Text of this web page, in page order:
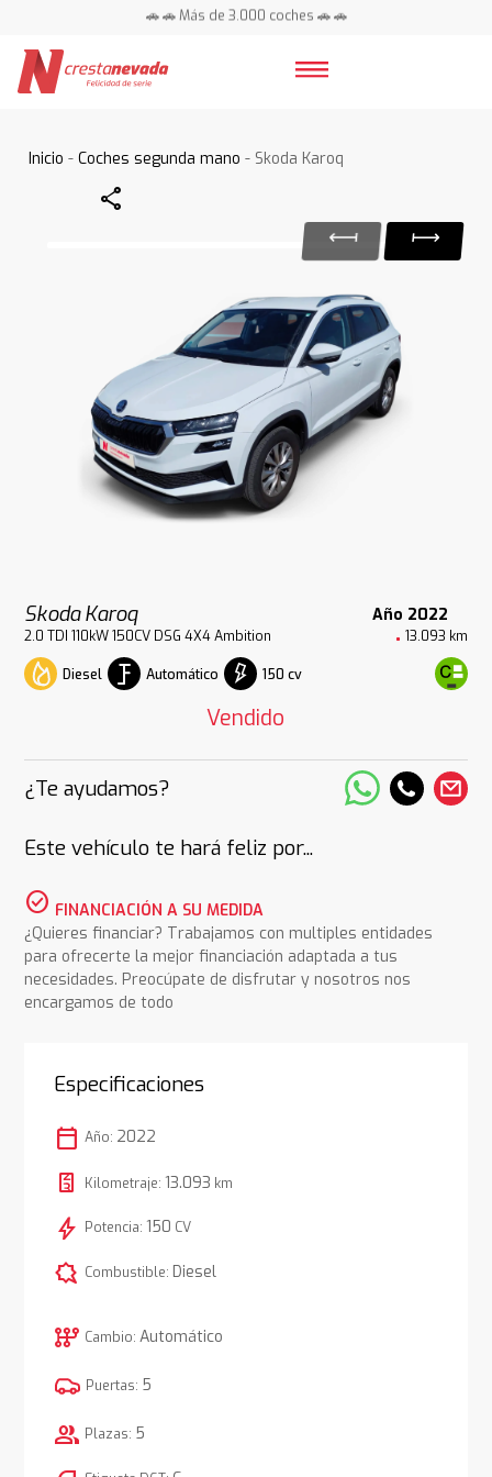
🚗 🚗 Más de 3.000 coches 🚗 🚗
Inicio -Coches segunda mano - Skoda Karoq
Share
Skoda Karoq Año 2022
2.0 TDI 110kW 150CV DSG 4X4 Ambition 13.093 km
Diesel Automático 150 cv
Vendido
¿Te ayudamos?
Este vehículo te hará feliz por...
check_circle FINANCIACIÓN A SU MEDIDA
¿Quieres financiar? Trabajamos con multiples entidades
para ofrecerte la mejor financiación adaptada a tus
necesidades. Preocúpate de disfrutar y nosotros nos
encargamos de todo
Especificaciones
calendar_today Año: 2022
Kilometraje: 13.093 km
bolt Potencia: 150 CV
comic_bubble Combustible: Diesel
auto_transmission Cambio: Automático
Puertas: 5
group Plazas: 5